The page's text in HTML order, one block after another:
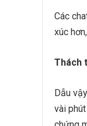
Các
xúc
Thách
Dẫu
vài